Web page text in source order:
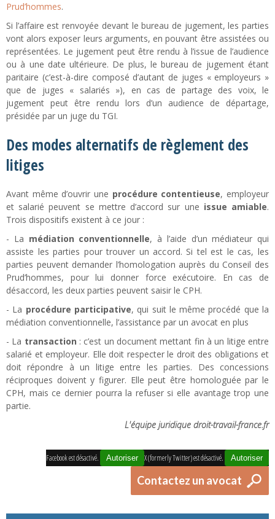
Prud’hommes.
Si l’affaire est renvoyée devant le bureau de jugement, les parties
vont alors exposer leurs arguments, en pouvant être assistées ou
représentées. Le jugement peut être rendu à l’issue de l’audience
ou à une date ultérieure. De plus, le bureau de jugement étant
paritaire (c’est-à-dire composé d’autant de juges « employeurs »
que de juges « salariés »), en cas de partage des voix, le
jugement peut être rendu lors d’un audience de départage,
présidée par un juge du TGI.
Des modes alternatifs de règlement des
litiges
Avant même d’ouvrir une procédure contentieuse, employeur
et salarié peuvent se mettre d’accord sur une issue amiable.
Trois dispositifs existent à ce jour :
- La médiation conventionnelle, à l’aide d’un médiateur qui
assiste les parties pour trouver un accord. Si tel est le cas, les
parties peuvent demander l’homologation auprès du Conseil des
Prud’hommes, pour lui donner force exécutoire. En cas de
désaccord, les deux parties peuvent saisir le CPH.
- La procédure participative, qui suit le même procédé que la
médiation conventionnelle, l’assistance par un avocat en plus
- La transaction : c’est un document mettant fin à un litige entre
salarié et employeur. Elle doit respecter le droit des obligations et
doit répondre à un litige entre les parties. Des concessions
réciproques doivent y figurer. Elle peut être homologuée par le
CPH, mais ce dernier pourra la refuser si elle avantage trop une
partie.
L'équipe juridique droit-travail-france.fr
X (formerly Twitter) est désactivé. Autoriser
Facebook est désactivé. Autoriser
Contactez un avocat